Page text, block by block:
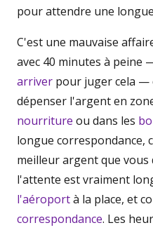
pour attendre une
C'est une mauvaise
avec 40 minutes à peine
arriver pour juger cela —
dépenser l'argent en
nourriture ou dans les
longue correspondance,
meilleur argent que
l'attente est vraiment
l'aéroportà la place, et
correspondance. Les